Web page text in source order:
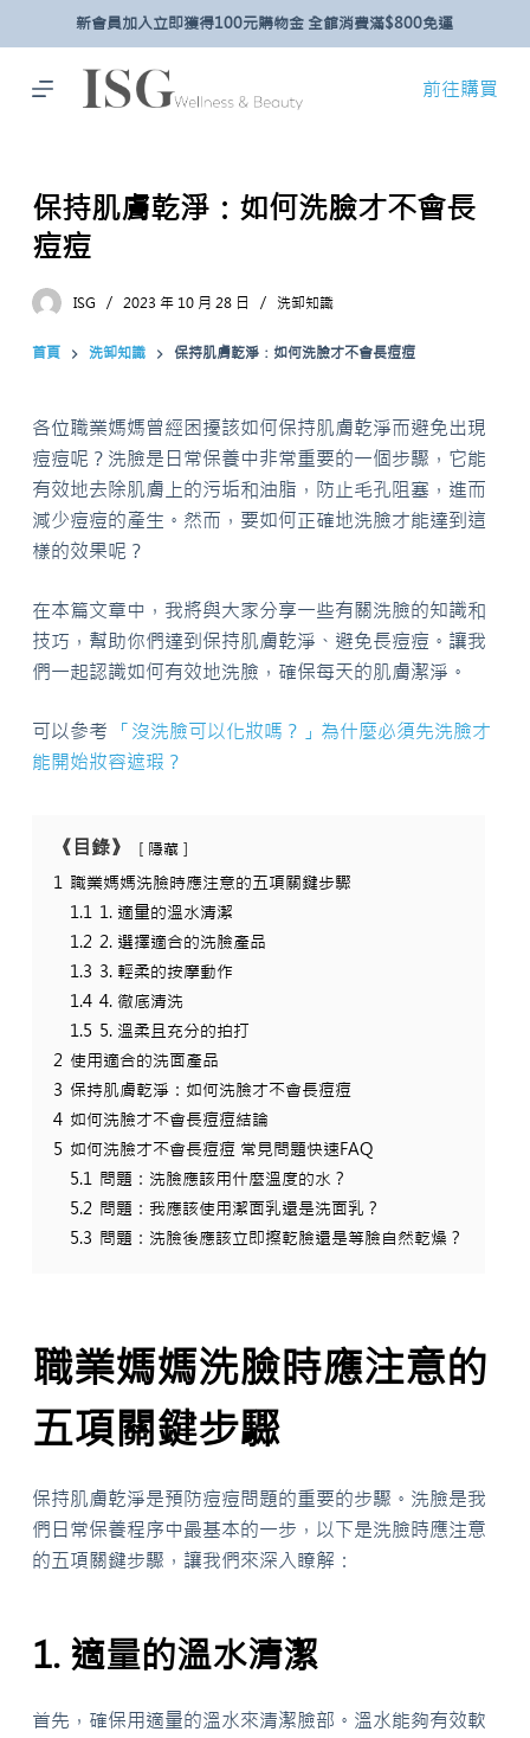
主
新會員加入立即獲得100元購物金 全館消費滿$800免運
前往購買
保持肌膚乾淨：如何洗臉才不會長
痘痘
ISG 2023 年 10 月 28 日 洗卸知識
首頁 洗卸知識 保持肌膚乾淨：如何洗臉才不會長痘痘
各位職業媽媽曾經困擾該如何保持肌膚乾淨而避免出現
痘痘呢？洗臉是日常保養中非常重要的一個步驟，它能
有效地去除肌膚上的污垢和油脂，防止毛孔阻塞，進而
減少痘痘的產生。然而，要如何正確地洗臉才能達到這
樣的效果呢？
在本篇文章中，我將與大家分享一些有關洗臉的知識和
技巧，幫助你們達到保持肌膚乾淨、避免長痘痘。讓我
們一起認識如何有效地洗臉，確保每天的肌膚潔淨。
可以參考
「沒洗臉可以化妝嗎？」為什麼必須先洗臉才
能開始妝容遮瑕？
《目錄》 隱藏
1 職業媽媽洗臉時應注意的五項關鍵步驟
1.1 1. 適量的溫水清潔
1.2 2. 選擇適合的洗臉產品
1.3 3. 輕柔的按摩動作
1.4 4. 徹底清洗
1.5 5. 溫柔且充分的拍打
2 使用適合的洗面產品
3 保持肌膚乾淨：如何洗臉才不會長痘痘
4 如何洗臉才不會長痘痘結論
5 如何洗臉才不會長痘痘 常見問題快速FAQ
5.1 問題：洗臉應該用什麼溫度的水？
5.2 問題：我應該使用潔面乳還是洗面乳？
5.3 問題：洗臉後應該立即擦乾臉還是等臉自然乾燥？
職業媽媽洗臉時應注意的
五項關鍵步驟
保持肌膚乾淨是預防痘痘問題的重要的步驟。洗臉是我
們日常保養程序中最基本的一步，以下是洗臉時應注意
的五項關鍵步驟，讓我們來深入瞭解：
1. 適量的溫水清潔
首先，確保用適量的溫水來清潔臉部。溫水能夠有效軟